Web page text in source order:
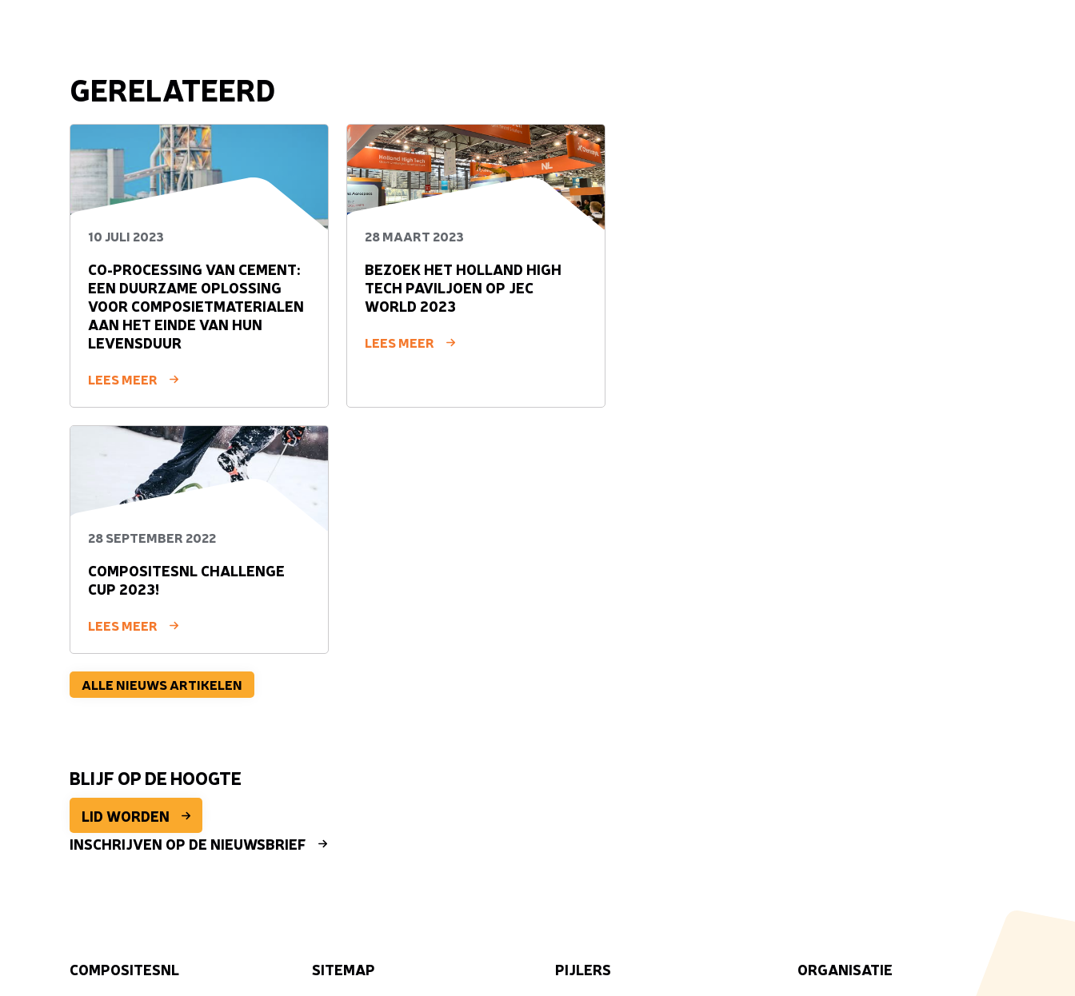
GERELATEERD
10 JULI 2023
CO-PROCESSING VAN CEMENT:
EEN DUURZAME OPLOSSING
VOOR COMPOSIETMATERIALEN
AAN HET EINDE VAN HUN
LEVENSDUUR
LEES MEER
28 MAART 2023
BEZOEK HET HOLLAND HIGH
TECH PAVILJOEN OP JEC
WORLD 2023
LEES MEER
28 SEPTEMBER 2022
COMPOSITESNL CHALLENGE
CUP 2023!
LEES MEER
ALLE NIEUWS ARTIKELEN
BLIJF OP DE HOOGTE
LID WORDEN
INSCHRIJVEN OP DE NIEUWSBRIEF
COMPOSITESNL SITEMAP PIJLERS ORGANISATIE